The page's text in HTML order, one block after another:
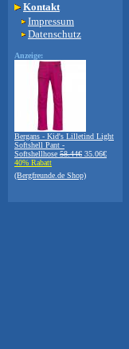
Kontakt
Impressum
Datenschutz
Anzeige:
Bergans - Kid's Lilletind Light
Softshell Pant -
Softshellhose 58.44€ 35.06€
40% Rabatt
(Bergfreunde.de Shop)